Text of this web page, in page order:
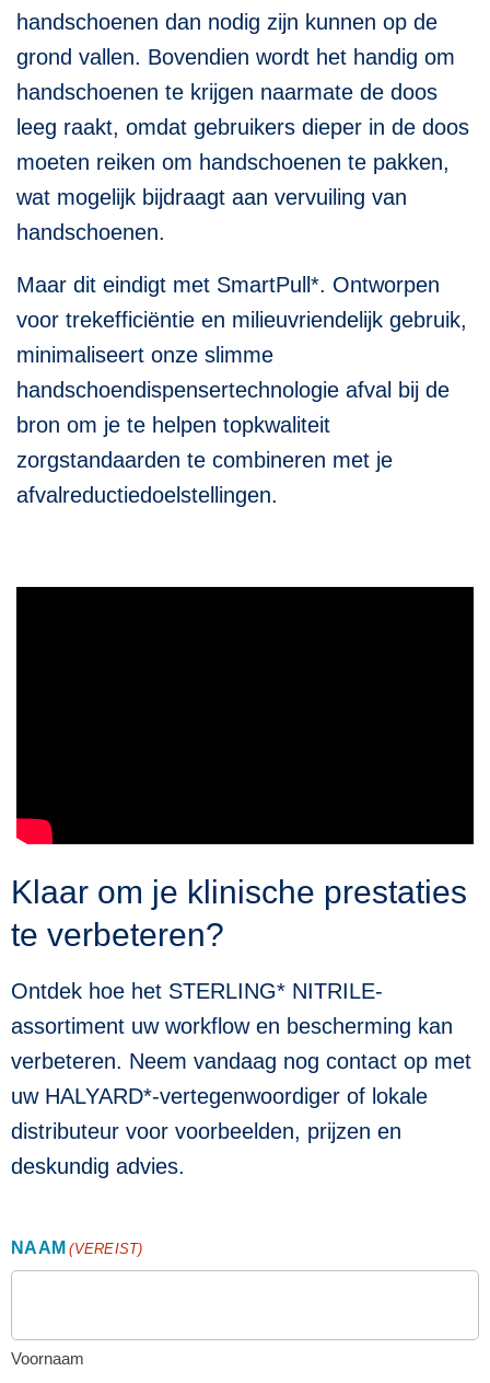
handschoenen dan nodig zijn kunnen op de
grond vallen. Bovendien wordt het handig om
handschoenen te krijgen naarmate de doos
leeg raakt, omdat gebruikers dieper in de doos
moeten reiken om handschoenen te pakken,
wat mogelijk bijdraagt aan vervuiling van
handschoenen.
Maar dit eindigt met SmartPull*. Ontworpen
voor trekefficiëntie en milieuvriendelijk gebruik,
minimaliseert onze slimme
handschoendispensertechnologie afval bij de
bron om je te helpen topkwaliteit
zorgstandaarden te combineren met je
afvalreductiedoelstellingen.
Klaar om je klinische prestaties
te verbeteren?
Ontdek hoe het STERLING* NITRILE-
assortiment uw workflow en bescherming kan
verbeteren. Neem vandaag nog contact op met
uw HALYARD*-vertegenwoordiger of lokale
distributeur voor voorbeelden, prijzen en
deskundig advies.
NAAM (VEREIST)
Voornaam